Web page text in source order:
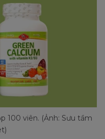
100 viên. (Ảnh: Sưu tầm